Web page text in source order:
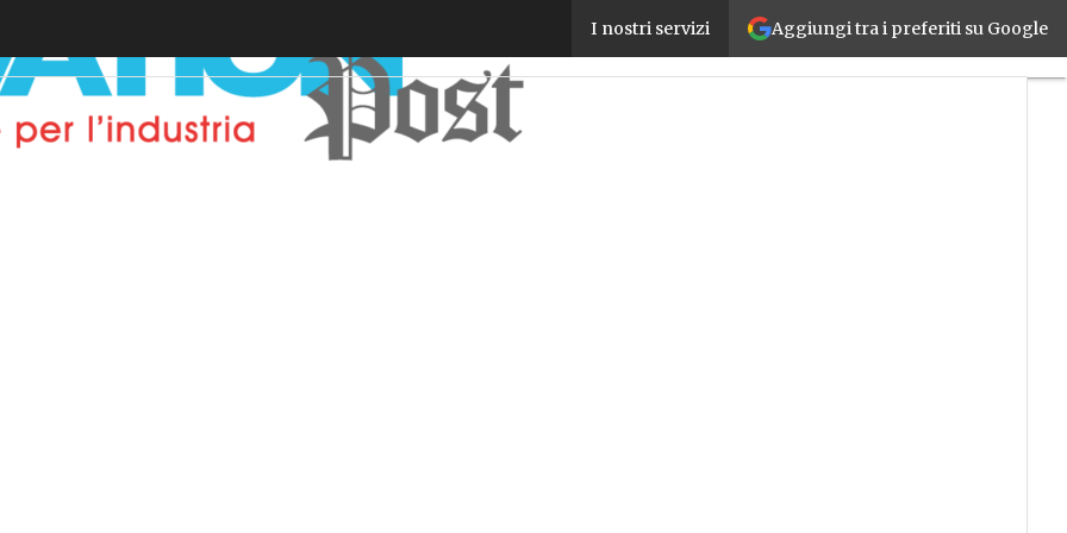
Aggiungi tra i preferiti su Google
I nostri servizi
ABB partecipa a Bi-Mu 2024 con soluzioni di